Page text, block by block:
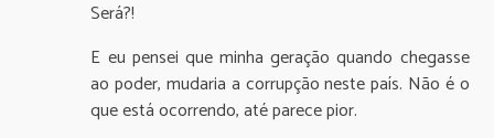
Será?!
E eu pensei que minha geração quando chegasse
ao poder, mudaria a corrupção neste país. Não é o
que está ocorrendo, até parece pior.